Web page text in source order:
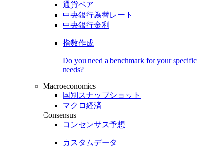
通貨ペア
中央銀行為替レート
中央銀行金利
指数作成
Do you need a benchmark for your specific
needs?
Macroeconomics
国別スナップショット
マクロ経済
Consensus
コンセンサス予想
カスタムデータ